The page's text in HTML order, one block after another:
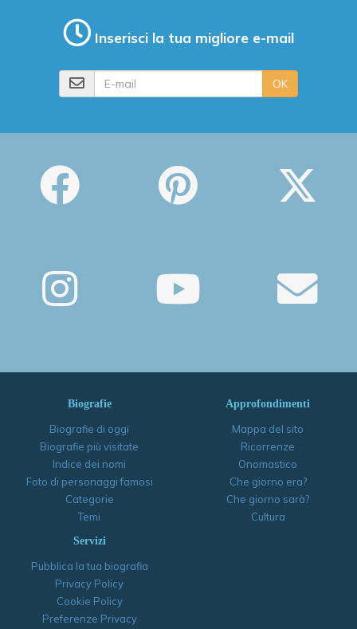
Inserisci la tua migliore e-mail
OK
Biografie
Biografie di oggi
Biografie più visitate
Indice dei nomi
Foto di personaggi famosi
Categorie
Temi
Approfondimenti
Mappa del sito
Ricorrenze
Onomastico
Che giorno era?
Che giorno sarà?
Cultura
Servizi
Pubblica la tua biografia
Privacy Policy
Cookie Policy
Preferenze Privacy